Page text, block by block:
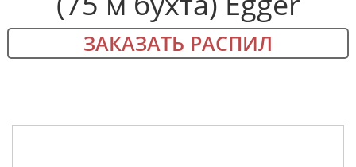
ЗАКАЗАТЬ РАСПИЛ